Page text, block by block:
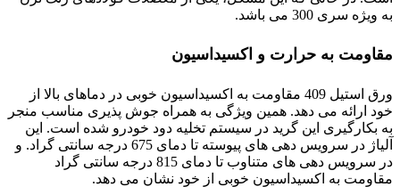
به ویژه سری 300 می باشد.
مقاومت به حرارت و اکسیداسیون
ورق استیل 409 مقاومت به اکسیداسیون خوبی در دماهای بالا از
خود ارائه می دهد. همین ویژگی به همراه جوش پذیری مناسب منجر
به بکارگیری این گرید در سیستم تخلیه دود خودرو شده است. این
آلیاژ در سرویس دهی های پیوسته تا دمای 675 درجه سانتی گراد. و
در سرویس دهی های متناوب تا دمای 815 درجه سانتی گراد
مقاومت به اکسیداسیون خوبی از خود نشان می دهد.